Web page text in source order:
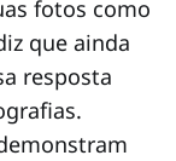
fotos como
que ainda
resposta